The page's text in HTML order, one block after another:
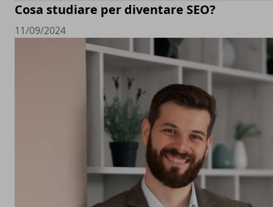
Cosa studiare per diventare SEO?
11/09/2024